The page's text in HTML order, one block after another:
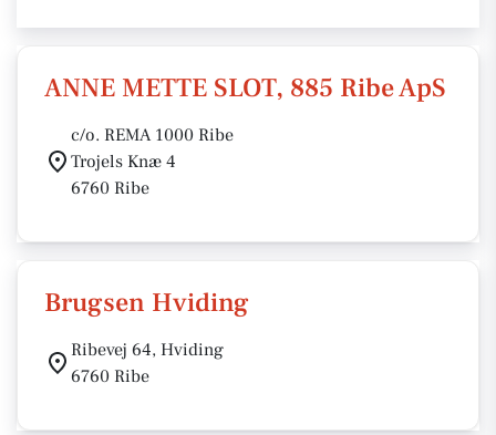
ANNE METTE SLOT, 885 Ribe ApS
c/o. REMA 1000 Ribe
Trojels Knæ 4
6760 Ribe
Brugsen Hviding
Ribevej 64, Hviding
6760 Ribe